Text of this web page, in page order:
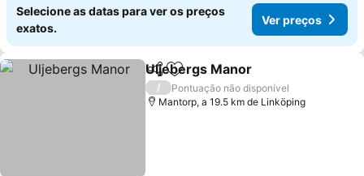
Selecione as datas para ver os preços
exatos.
Ver preços
PartilharAdicionar aos favoritos
Uljebergs Manor
/
Pontuação não disponível
Mantorp, a 19.5 km de Linköping